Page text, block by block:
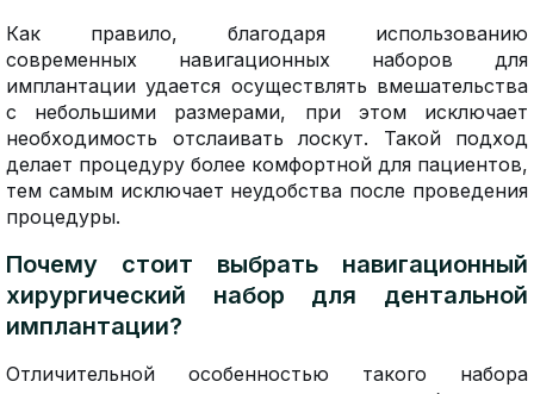
Как правило, благодаря использованию
современных навигационных наборов для
имплантации удается осуществлять вмешательства
с небольшими размерами, при этом исключает
необходимость отслаивать лоскут. Такой подход
делает процедуру более комфортной для пациентов,
тем самым исключает неудобства после проведения
процедуры.
Почему стоит выбрать навигационный
хирургический набор для дентальной
имплантации?
Отличительной особенностью такого набора